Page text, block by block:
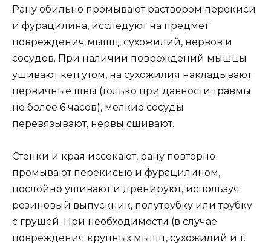
Рану обильно промывают раствором перекиси
и фурацилина, исследуют на предмет
повреждения мышц, сухожилий, нервов и
сосудов. При наличии повреждений мышцы
ушивают кетгутом, на сухожилия накладывают
первичные швы (только при давности травмы
не более 6 часов), мелкие сосуды
перевязывают, нервы сшивают.
Стенки и края иссекают, рану повторно
промывают перекисью и фурацилином,
послойно ушивают и дренируют, используя
резиновый выпускник, полутрубку или трубку
с грушей. При необходимости (в случае
повреждения крупных мышц, сухожилий и т.